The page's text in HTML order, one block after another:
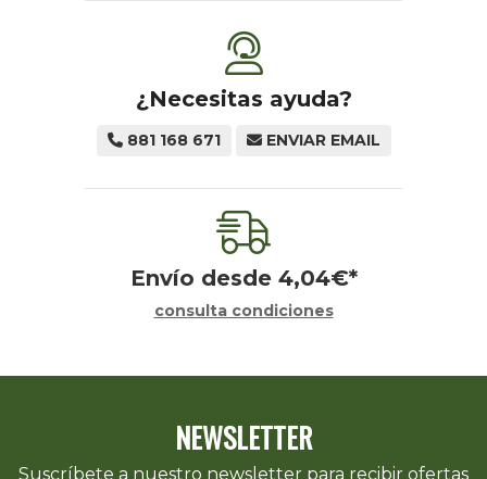
¿Necesitas ayuda?
881 168 671 ENVIAR EMAIL
Envío desde 4,04€*
consulta condiciones
NEWSLETTER
Suscríbete a nuestro newsletter para recibir ofertas